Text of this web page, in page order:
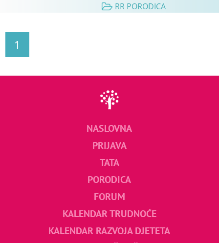
RR PORODICA
1
NASLOVNA
PRIJAVA
TATA
PORODICA
FORUM
KALENDAR TRUDNOĆE
KALENDAR RAZVOJA DJETETA